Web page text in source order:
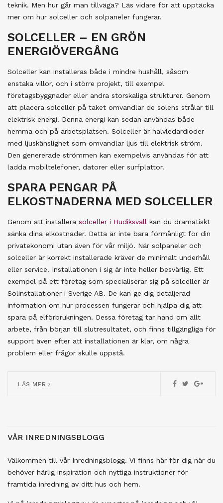
teknik. Men hur går man tillväga? Läs vidare för att upptäcka
mer om hur solceller och solpaneler fungerar.
SOLCELLER – EN GRÖN
ENERGIÖVERGÅNG
Solceller kan installeras både i mindre hushåll, såsom
enstaka villor, och i större projekt, till exempel
företagsbyggnader eller andra storskaliga strukturer. Genom
att placera solceller på taket omvandlar de solens strålar till
elektrisk energi. Denna energi kan sedan användas både
hemma och på arbetsplatsen. Solceller är halvledardioder
med ljuskänslighet som omvandlar ljus till elektrisk ström.
Den genererade strömmen kan exempelvis användas för att
ladda mobiltelefoner, datorer eller surfplattor.
SPARA PENGAR PÅ
ELKOSTNADERNA MED SOLCELLER
Genom att installera solceller i Hudiksvall kan du dramatiskt
sänka dina elkostnader. Detta är inte bara förmånligt för din
privatekonomi utan även för vår miljö. När solpaneler och
solceller är korrekt installerade kräver de minimalt underhåll
eller service. Installationen i sig är inte heller besvärlig. Ett
exempel på ett företag som specialiserar sig på solceller är
Solinstallationer i Sverige AB. De kan ge dig detaljerad
information om hur processen fungerar och hjälpa dig att
spara på elförbrukningen. Dessa företag tar hand om allt
arbete, från början till slutresultatet, och finns tillgängliga för
support även efter att installationen är klar, om några
problem eller frågor skulle uppstå.
LÄS MER
VÅR INREDNINGSBLOGG
Välkommen till vår Inredningsblogg. Vi finns här för dig när du
behöver härlig inspiration och nyttiga instruktioner för
framtida inredning av ditt hus och hem.